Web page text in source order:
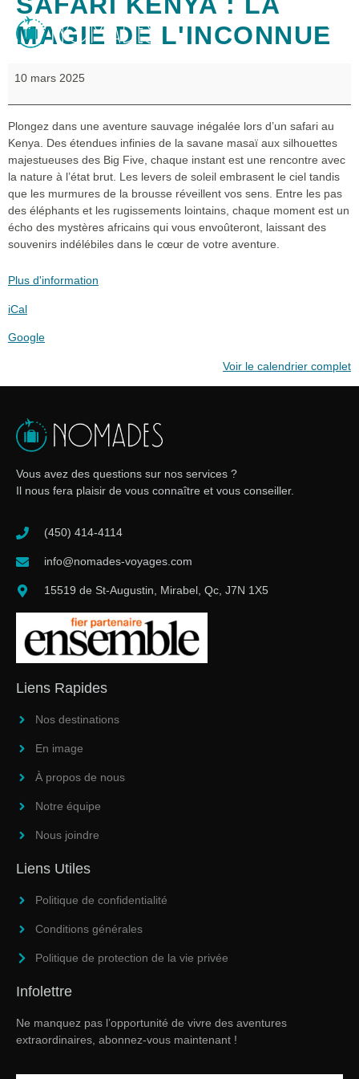
MAGIE DE L'INCONNUE
10 mars 2025
Plongez dans une aventure sauvage inégalée lors d’un safari au
Kenya. Des étendues infinies de la savane masaï aux silhouettes
majestueuses des Big Five, chaque instant est une rencontre avec
la nature à l’état brut. Les levers de soleil embrasent le ciel tandis
que les murmures de la brousse réveillent vos sens. Entre les pas
des éléphants et les rugissements lointains, chaque moment est un
écho des mystères africains qui vous envoûteront, laissant des
souvenirs indélébiles dans le cœur de votre aventure.
Plus d'information
iCal
Google
Voir le calendrier complet
Vous avez des questions sur nos services ?
Il nous fera plaisir de vous connaître et vous conseiller.
(450) 414-4114
info@nomades-voyages.com
15519 de St-Augustin, Mirabel, Qc, J7N 1X5
Liens Rapides
Nos destinations
En image
À propos de nous
Notre équipe
Nous joindre
Liens Utiles
Politique de confidentialité
Conditions générales
Politique de protection de la vie privée
Infolettre
Ne manquez pas l’opportunité de vivre des aventures
extraordinaires, abonnez-vous maintenant !